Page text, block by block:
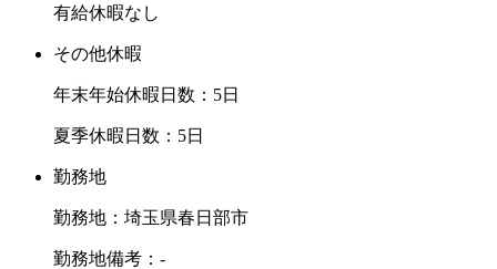
有給休暇なし
その他休暇
年末年始休暇日数：5日
夏季休暇日数：5日
勤務地
勤務地：埼玉県春日部市
勤務地備考：-